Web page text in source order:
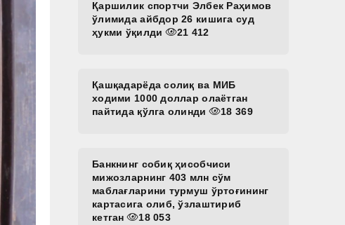
Қаршилик спортчи Элбек Раҳимов
ўлимида айбдор 26 кишига суд
ҳукми ўқилди
21 412
Қашқадарёда солиқ ва МИБ
ходими 1000 доллар олаётган
пайтида қўлга олинди
18 369
Банкнинг собиқ ҳисобчиси
мижозларнинг 403 млн сўм
маблағларини турмуш ўртоғининг
картасига олиб, ўзлаштириб
кетган
18 053